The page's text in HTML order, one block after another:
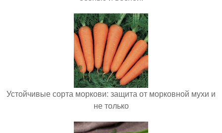
Устойчивые сорта моркови: защита от морковной мухи и
не только